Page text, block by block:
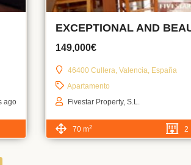
ago
149,000€
46400 Cullera, Valencia, España
Apartamento
Fivestar Property, S.L.
70 m2 2